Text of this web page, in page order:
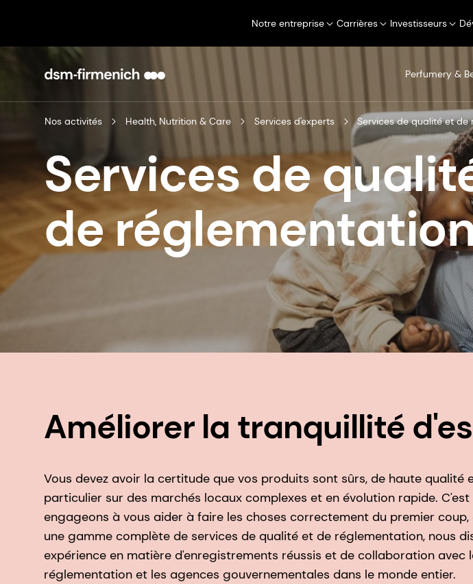
Notre entreprise Carrières Investisseurs
Perfumery &
Nos activités Health, Nutrition & Care Services d'experts Services de qualité et de
Services de
de
Améliorer la tranquillité
Vous devez avoir la certitude que vos produits sont sûrs, de haute qualité
particulier sur des marchés locaux complexes et en évolution rapide.
engageons à vous aider à faire les choses correctement du premier
une gamme complète de services de qualité et de réglementation, nous
expérience en matière d'enregistrements réussis et de collaboration avec
réglementation et les agences gouvernementales dans le monde entier.